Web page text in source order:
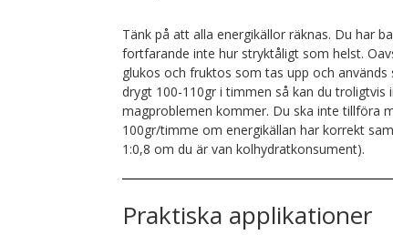
Tänk på att alla energikällor räknas. Du har
fortfarande inte hur stryktåligt som helst.
glukos och fruktos som tas upp och
drygt 100-110gr i timmen så kan du
magproblemen kommer. Du ska inte tillföra
100gr/timme om energikällan har korrekt
1:0,8 om du är van kolhydratkonsument).
Praktiska applikationer